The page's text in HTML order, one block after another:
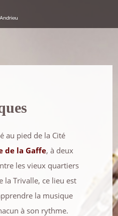
au pied de la Cité
de la Gaffe, à deux
les vieux quartiers
la Trivalle, ce lieu est
la musique
à son rythme.